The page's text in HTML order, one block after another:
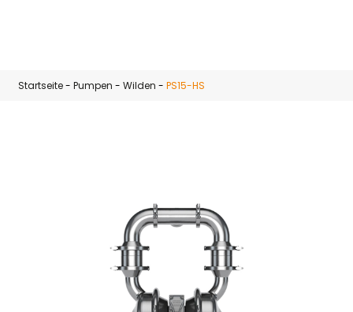
Zum Hauptinhalt springen
Startseite-Pumpen -Wilden -PS15-HS